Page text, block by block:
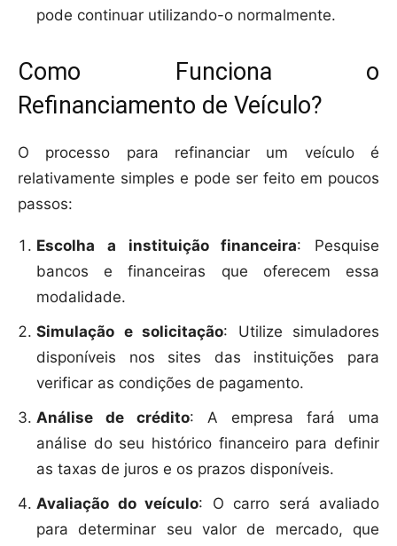
pode continuar utilizando-o normalmente.
Como Funciona o
Refinanciamento de Veículo?
O processo para refinanciar um veículo é
relativamente simples e pode ser feito em poucos
passos:
Escolha a instituição financeira: Pesquise
bancos e financeiras que oferecem essa
modalidade.
Simulação e solicitação: Utilize simuladores
disponíveis nos sites das instituições para
verificar as condições de pagamento.
Análise de crédito: A empresa fará uma
análise do seu histórico financeiro para definir
as taxas de juros e os prazos disponíveis.
Avaliação do veículo: O carro será avaliado
para determinar seu valor de mercado, que